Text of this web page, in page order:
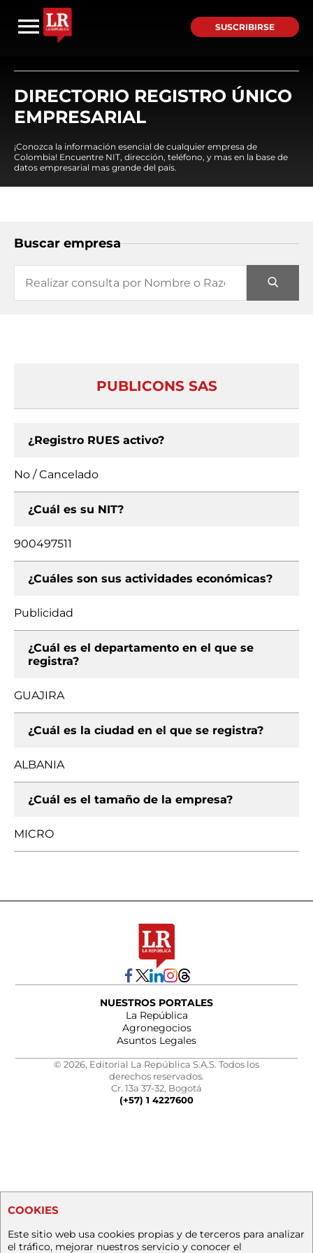
SUSCRIBIRSE
DIRECTORIO REGISTRO ÚNICO
EMPRESARIAL
¡Conozca la información esencial de cualquier empresa de
Colombia! Encuentre NIT, dirección, teléfono, y mas en la base de
datos empresarial mas grande del país.
Buscar empresa
PUBLICONS SAS
¿Registro RUES activo?
No / Cancelado
¿Cuál es su NIT?
900497511
¿Cuáles son sus actividades económicas?
Publicidad
¿Cuál es el departamento en el que se
registra?
GUAJIRA
¿Cuál es la ciudad en el que se registra?
ALBANIA
¿Cuál es el tamaño de la empresa?
MICRO
NUESTROS PORTALES
La República
Agronegocios
Asuntos Legales
© 2026, Editorial La República S.A.S. Todos los
derechos reservados.
Cr. 13a 37-32, Bogotá
(+57) 1 4227600
COOKIES
Este sitio web usa cookies propias y de terceros para analizar
el tráfico, mejorar nuestros servicio y conocer el